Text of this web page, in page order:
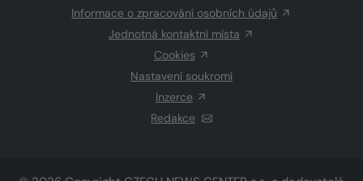
Informace o zpracování osobních údajů
Jednotná kontaktní místa
Cookies
Nastavení soukromí
Inzerce
Redakce